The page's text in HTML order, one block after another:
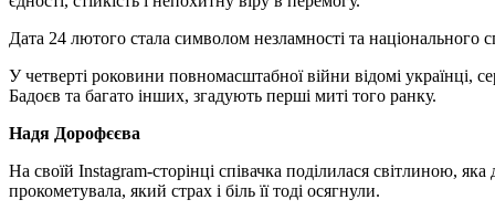
Дата 24 лютого стала символом незламності та національного
У четверті роковини повномасштабної війни відомі
Бадоєв та багато інших, згадують перші миті того ранку.
Надя Дорофєєва
На своїй Instagram-сторінці співачка поділилася світлиною,
прокометувала, який страх і біль її тоді осягнули.